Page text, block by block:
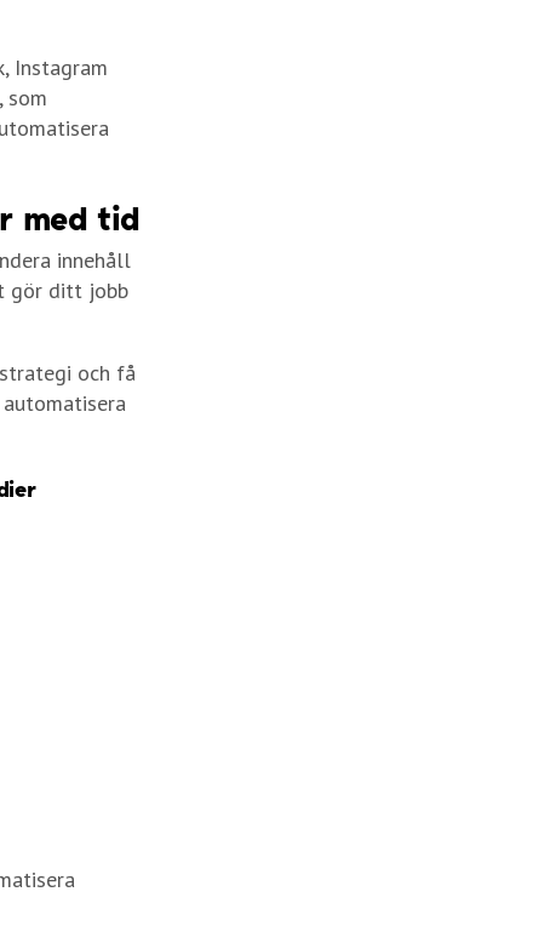
Instagram
som
med tid
innehåll
gör ditt jobb
och få